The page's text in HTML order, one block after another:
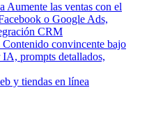
Aumente las ventas con el
o Google Ads,
CRM
Contenido convincente bajo
IA, prompts detallados,
y tiendas en línea